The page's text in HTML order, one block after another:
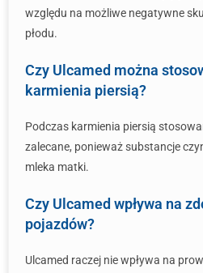
względu na możliwe negatywne
płodu.
Czy Ulcamed można
karmienia piersią?
Podczas karmienia piersią
zalecane, ponieważ substancje
mleka matki.
Czy Ulcamed wpływa na
pojazdów?
Ulcamed raczej nie wpływa na